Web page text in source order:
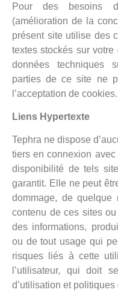
Pour des besoins
(amélioration de la
présent site utilise des
textes stockés sur votre
données techniques
parties de ce site ne
l’acceptation de
Liens Hypertexte
Tephra ne dispose
tiers en connexion
disponibilité de tels
garantit. Elle ne peut
dommage, de quelque
contenu de ces sites
des informations,
ou de tout usage qui
risques liés à cette
l’utilisateur, qui doit
d’utilisation et